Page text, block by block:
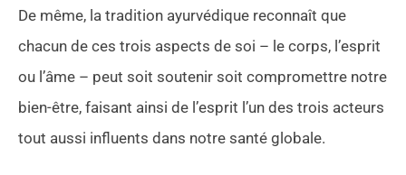
De même, la tradition ayurvédique reconnaît que
chacun de ces trois aspects de soi – le corps, l’esprit
ou l’âme – peut soit soutenir soit compromettre notre
bien-être, faisant ainsi de l’esprit l’un des trois acteurs
tout aussi influents dans notre santé globale.